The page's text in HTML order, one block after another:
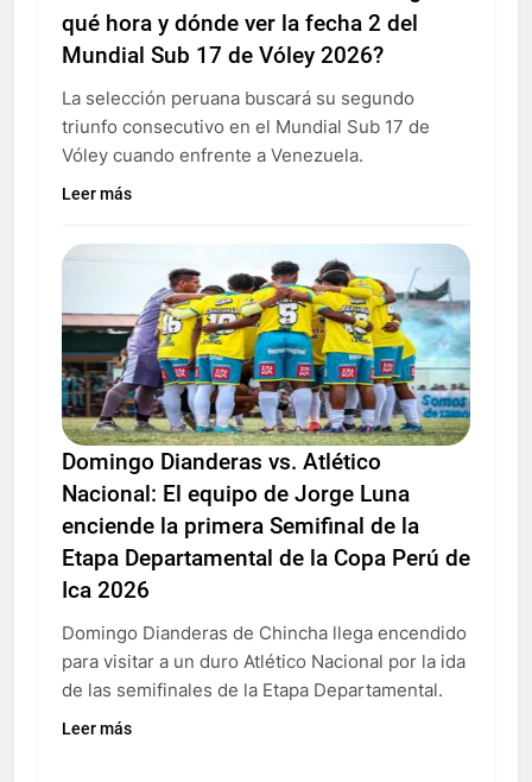
qué hora y dónde ver la fecha 2 del
Mundial Sub 17 de Vóley 2026?
La selección peruana buscará su segundo
triunfo consecutivo en el Mundial Sub 17 de
Vóley cuando enfrente a Venezuela.
Leer más
Domingo Dianderas vs. Atlético
Nacional: El equipo de Jorge Luna
enciende la primera Semifinal de la
Etapa Departamental de la Copa Perú de
Ica 2026
Domingo Dianderas de Chincha llega encendido
para visitar a un duro Atlético Nacional por la ida
de las semifinales de la Etapa Departamental.
Leer más